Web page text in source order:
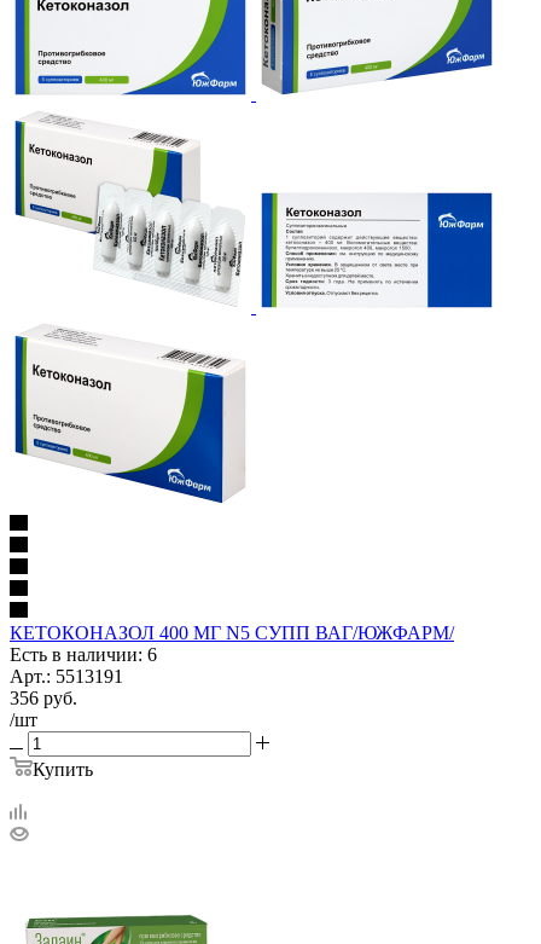
КЕТОКОНАЗОЛ 400 МГ N5 СУПП ВАГ/ЮЖФАРМ/
Есть в наличии: 6
Арт.: 5513191
356 руб.
/шт
Купить